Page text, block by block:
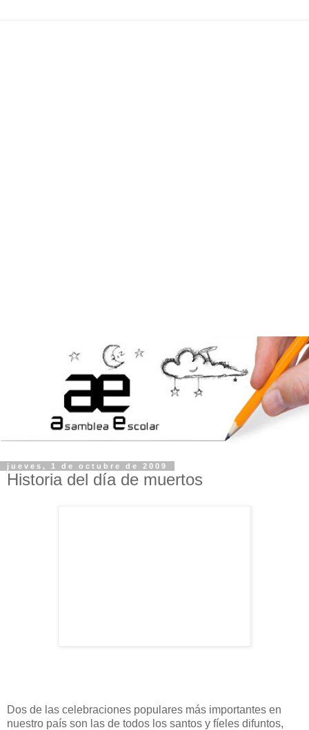
jueves, 1 de octubre de 2009
Historia del día de muertos
Dos de las celebraciones populares más importantes en
nuestro país son las de todos los santos y fíeles difuntos,